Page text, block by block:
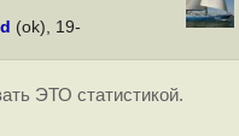
(ok), 19-
ЭТО статистикой.